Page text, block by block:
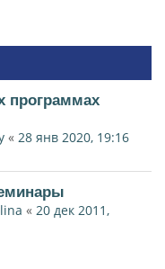
программах
« 28 янв 2020, 19:16
« 20 дек 2011,